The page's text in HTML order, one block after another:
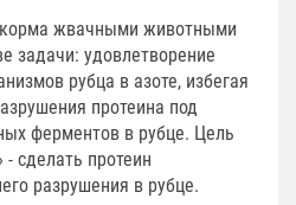
корма жвачными животными
задачи: удовлетворение
рубца в азоте, избегая
протеина под
ферментов в рубце. Цель
сделать протеин
разрушения в рубце.